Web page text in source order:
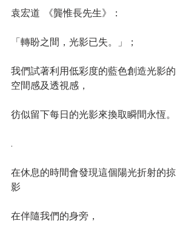
袁宏道 《龔惟長先生》：
「轉盼之間，光影已失。」；
我們試著利用低彩度的藍色創造光影的
空間感及透視感，
彷似留下每日的光影來換取瞬間永恆。
.
在休息的時間會發現這個陽光折射的掠
影
在伴隨我們的身旁，